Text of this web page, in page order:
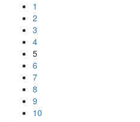
1
2
3
4
5
6
7
8
9
10